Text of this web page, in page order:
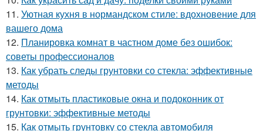
11. Уютная кухня в нормандском стиле: вдохновение для
вашего дома
12. Планировка комнат в частном доме без ошибок:
советы профессионалов
13. Как убрать следы грунтовки со стекла: эффективные
методы
14. Как отмыть пластиковые окна и подоконник от
грунтовки: эффективные методы
15. Как отмыть грунтовку со стекла автомобиля